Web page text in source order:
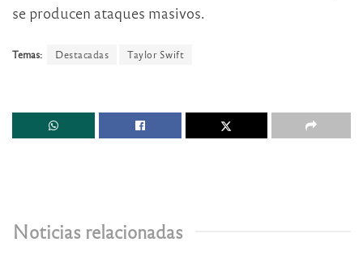
se producen ataques masivos.
Temas: Destacadas Taylor Swift
Noticias relacionadas